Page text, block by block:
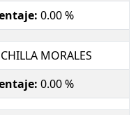
0.00 %
MORALES
0.00 %